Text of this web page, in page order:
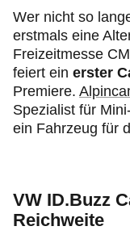
Wer nicht so
erstmals eine
Freizeitmesse
feiert ein erster
Premiere.
Spezialist für
ein Fahrzeug für
VW ID.Buzz
Reichweite